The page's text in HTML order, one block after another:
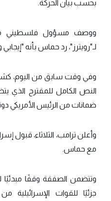
بحسب بيان الحركة.
ووصف مسؤول فلسطيني
لـ"رويترز"، رد حماس بأنه
وفي وقت سابق من اليوم،
النص الكامل للمقترح
ضمانات من الرئيس الأمريكي
وأعلن ترامب، الثلاثاء، قبول
مع حماس.
جزئيًا للقوات